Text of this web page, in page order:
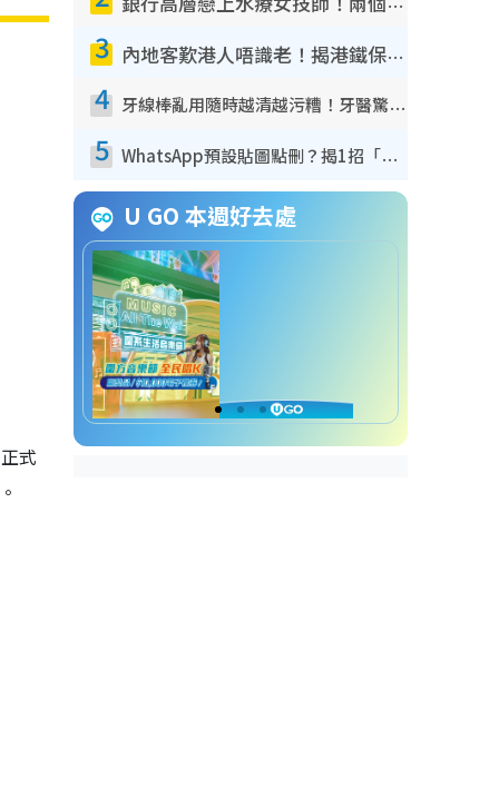
式
銀行高層戀上水療女技師！兩個月借128萬驚覺「沉船」沉落火海 揭背後疑似邪教操控賣淫
3 內地客歎港人唔識老！揭港鐵保鮮級冷氣 港人求放過：咪投訴
4 牙線棒亂用隨時越清越污糟！牙醫驚揭盲目過戶細菌恐致蛀牙：呢種先係日常真保養
5 WhatsApp預設貼圖點刪？揭1招「反向操作」還原簡潔介面 附3步實測教學
U GO 本週好去處